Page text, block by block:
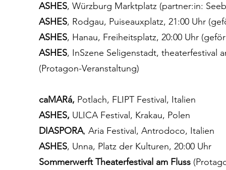
ASHES, Würzburg Marktplatz (partner:in:
ASHES, Rodgau, Puiseauxplatz, 21:00 Uhr
ASHES, Hanau, Freiheitsplatz, 20:00 Uhr
ASHES, InSzene Seligenstadt, theaterfestival
(Protagon-Veranstaltung)
caMARá, Potlach, FLIPT Festival, Italien
ASHES, ULICA Festival, Krakau, Polen
DIASPORA, Aria Festival, Antrodoco, Italien
ASHES, Unna, Platz der Kulturen, 20:00 Uhr
Sommerwerft Theaterfestival am Fluss